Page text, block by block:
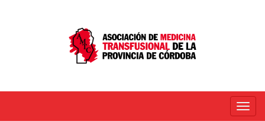
Menú